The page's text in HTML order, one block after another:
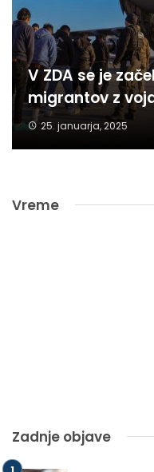
V ZDA se je
migrantov z
25. januarja, 2025
Vreme
Zadnje objave